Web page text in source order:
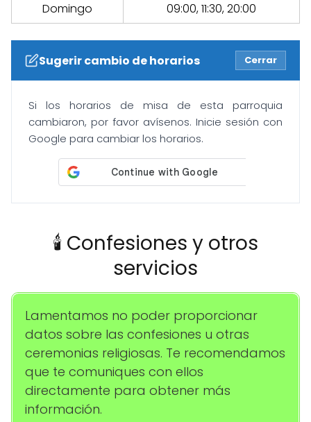
Domingo
09:00, 11:30, 20:00
Sugerir cambio de horarios Cerrar
Si los horarios de misa de esta parroquia
cambiaron, por favor avísenos. Inicie sesión con
Google para cambiar los horarios.
🕯️ Confesiones y otros
servicios
Lamentamos no poder proporcionar
datos sobre las confesiones u otras
ceremonias religiosas. Te recomendamos
que te comuniques con ellos
directamente para obtener más
información.